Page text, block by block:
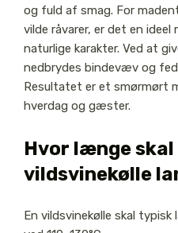
og fuld af smag. For
vilde råvarer, er det en
naturlige karakter. Ved at
nedbrydes bindevæv og
Resultatet er et smørmørt
hverdag og gæster.
Hvor længe skal
vildsvinekølle
En vildsvinekølle skal